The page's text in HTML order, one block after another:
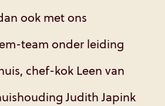
ook met ons
team onder leiding
chef-kok Leen van
Judith Japink